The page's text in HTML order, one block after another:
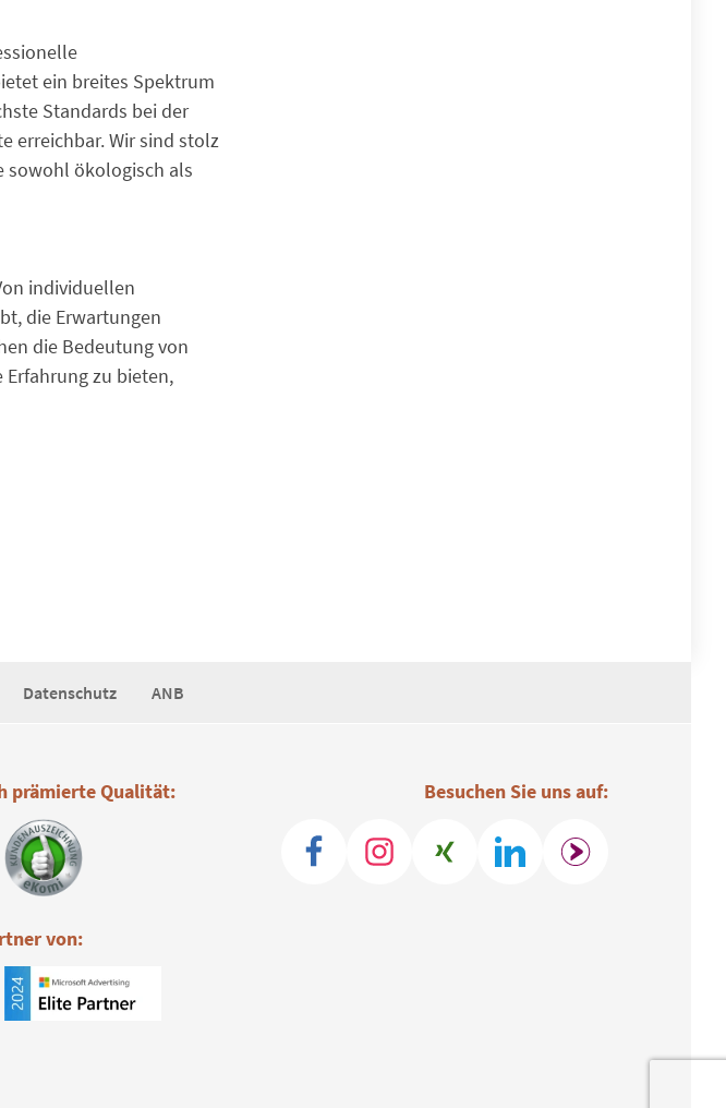
ein breites Spektrum
Standards bei der
erreichbar. Wir sind stolz
sowohl ökologisch als
individuellen
die Erwartungen
die Bedeutung von
zu bieten,
Datenschutz ANB
Besuchen Sie uns auf:
prämierte Qualität:
von: